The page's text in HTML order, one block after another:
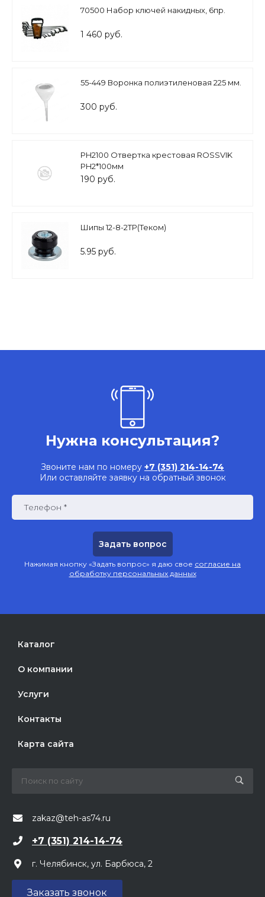
70500 Набор ключей накидных, 6пр.
1 460 руб.
55-449 Воронка полиэтиленовая 225 мм.
300 руб.
PH2100 Отвертка крестовая ROSSVIK
PH2*100мм
190 руб.
Шипы 12-8-2ТР(Теком)
5.95 руб.
Нужна консультация?
Звоните нам по номеру +7 (351) 214-14-74
Или оставляйте заявку на обратный звонок
Телефон *
Нажимая кнопку «Задать вопрос» я даю свое согласие на
обработку персональных данных
Каталог
О компании
Услуги
Контакты
Карта сайта
zakaz@teh-as74.ru
+7 (351) 214-14-74
г. Челябинск, ул. Барбюса, 2
Заказать звонок